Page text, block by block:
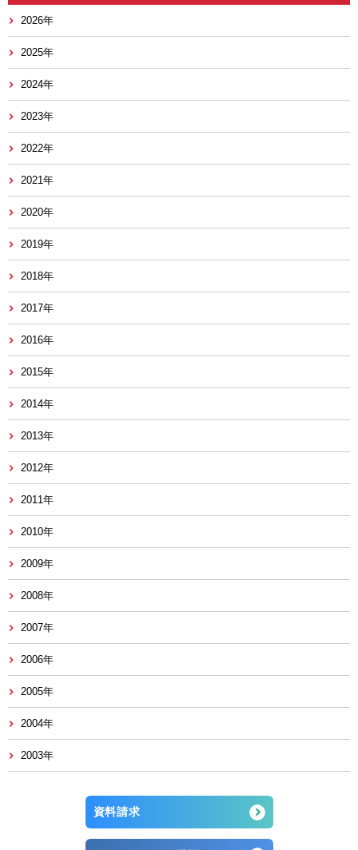
2026年
2025年
2024年
2023年
2022年
2021年
2020年
2019年
2018年
2017年
2016年
2015年
2014年
2013年
2012年
2011年
2010年
2009年
2008年
2007年
2006年
2005年
2004年
2003年
資料請求